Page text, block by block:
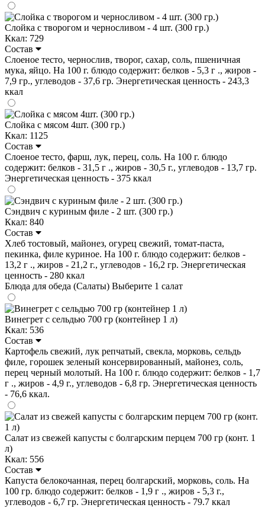
Слойка с творогом и черносливом - 4 шт. (300 гр.)
Ккал: 729
Состав
Слоеное тесто, чернослив, творог, сахар, соль, пшеничная
мука, яйцо. На 100 г. блюдо содержит: белков - 5,3 г ., жиров -
7,9 гр., углеводов - 37,6 гр. Энергетическая ценность - 243,3
ккал
Слойка с мясом 4шт. (300 гр.)
Ккал: 1125
Состав
Слоеное тесто, фарш, лук, перец, соль. На 100 г. блюдо
содержит: белков - 31,5 г ., жиров - 30,5 г., углеводов - 13,7 гр.
Энергетическая ценность - 375 ккал
Сэндвич с куриным филе - 2 шт. (300 гр.)
Ккал: 840
Состав
Хлеб тостовый, майонез, огурец свежий, томат-паста,
пекинка, филе куриное. На 100 г. блюдо содержит: белков -
13,2 г ., жиров - 21,2 г., углеводов - 16,2 гр. Энергетическая
ценность - 280 ккал
Блюда для обеда (Салаты) Выберите 1 салат
Винегрет с сельдью 700 гр (контейнер 1 л)
Ккал: 536
Состав
Картофель свежий, лук репчатый, свекла, морковь, сельдь
филе, горошек зеленый консервированный, майонез, соль,
перец черный молотый. На 100 г. блюдо содержит: белков - 1,7
г ., жиров - 4,9 г., углеводов - 6,8 гр. Энергетическая ценность
- 76,6 ккал.
Салат из свежей капусты с болгарским перцем 700 гр (конт. 1
л)
Ккал: 556
Состав
Капуста белокочанная, перец болгарский, морковь, соль. На
100 гр. блюдо содержит: белков - 1,9 г ., жиров - 5,3 г.,
углеводов - 6,7 гр. Энергетическая ценность - 79.7 ккал